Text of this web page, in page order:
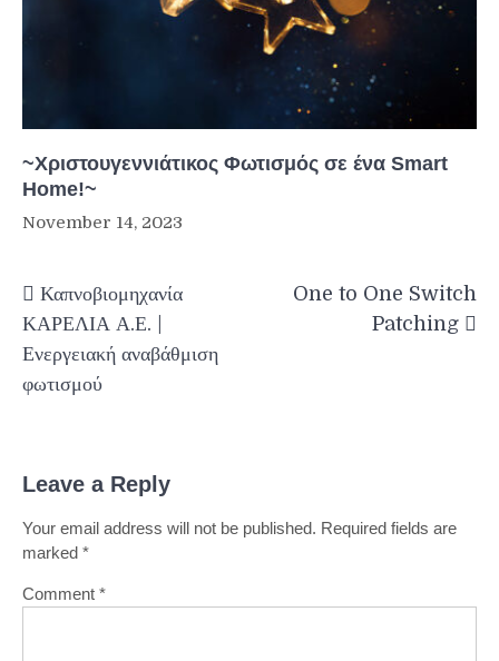
~Χριστουγεννιάτικος Φωτισμός σε ένα Smart
Home!~
November 14, 2023
navigation
Καπνοβιομηχανία
ΚΑΡΕΛΙΑ Α.Ε. |
Ενεργειακή αναβάθμιση
φωτισμού
One to One Switch
Patching
Leave a Reply
Your email address will not be published. Required fields are
marked *
Comment *